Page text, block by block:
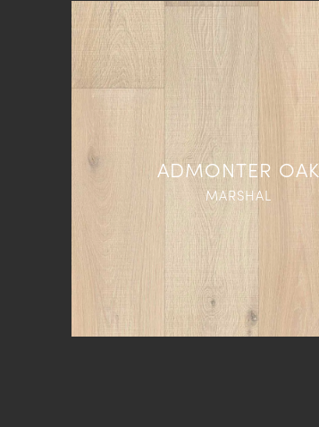
ADMONTER OAK
MARSHAL